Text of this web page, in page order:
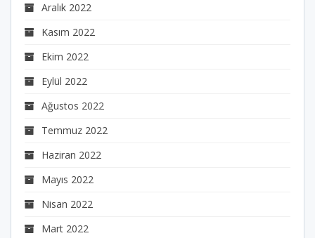
Aralık 2022
Kasım 2022
Ekim 2022
Eylül 2022
Ağustos 2022
Temmuz 2022
Haziran 2022
Mayıs 2022
Nisan 2022
Mart 2022